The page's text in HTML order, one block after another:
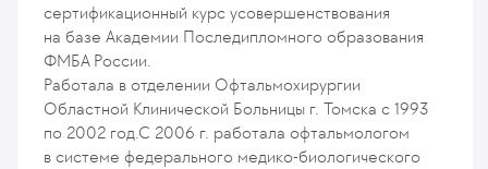
сертификационный курс усовершенствования
на базе Академии Последипломного образования
ФМБА России.
Работала в отделении Офтальмохирургии
Областной Клинической Больницы г. Томска с 1993
по 2002 год.С 2006 г. работала офтальмологом
в системе федерального медико-биологического